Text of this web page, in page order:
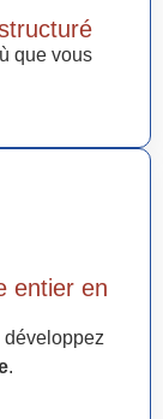
que vous
entier en
développez
.